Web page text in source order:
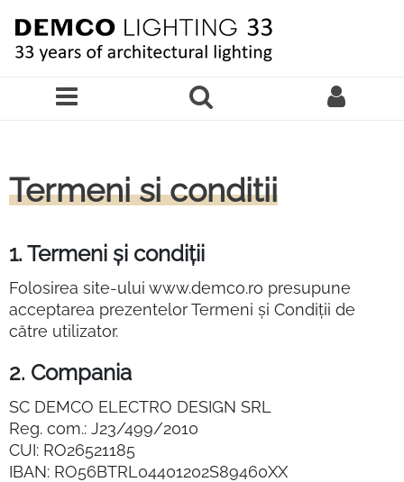
Termeni si conditii
1. Termeni și condiții
Folosirea site-ului www.demco.ro presupune
acceptarea prezentelor Termeni și Condiții de
către utilizator.
2. Compania
SC DEMCO ELECTRO DESIGN SRL
Reg. com.: J23/499/2010
CUI: RO26521185
IBAN: RO56BTRL04401202S89460XX